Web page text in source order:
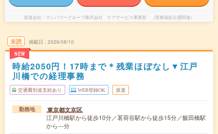
派遣会社 マンパワーグループ株式会社 ケアサービス事業部 （医療福祉介護関連）
未読
NEW
掲載日 2026/08/10
時給2050円！17時まで＊残業ほぼなし▼江戸
川橋での経理事務
交通費別途支給あり WEB登録OK 派遣
勤務地 東京都文京区
江戸川橋駅から徒歩10分／茗荷谷駅から徒歩15分／飯田橋駅
から---分